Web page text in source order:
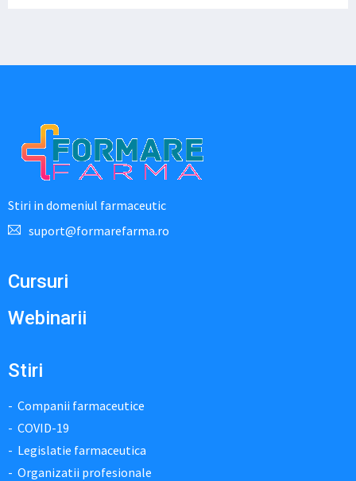
Stiri in domeniul farmaceutic
suport@formarefarma.ro
Cursuri
Webinarii
Stiri
Companii farmaceutice
COVID-19
Legislatie farmaceutica
Organizatii profesionale